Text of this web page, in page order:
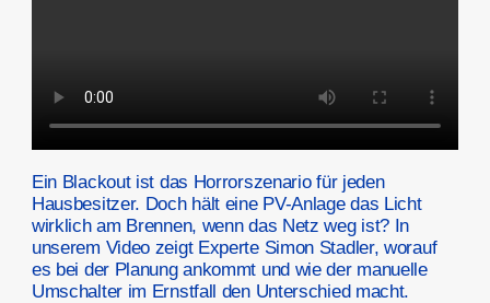
Ein Blackout ist das Horrorszenario für jeden
Hausbesitzer. Doch hält eine PV-Anlage das Licht
wirklich am Brennen, wenn das Netz weg ist? In
unserem Video zeigt Experte Simon Stadler, worauf
es bei der Planung ankommt und wie der manuelle
Umschalter im Ernstfall den Unterschied macht.